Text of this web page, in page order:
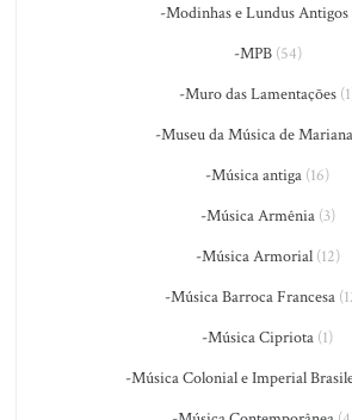
-Modinhas e Lundus Antigos
-MPB(54)
-Muro das Lamentações
-Museu da Música de Mariana
-Música antiga (16)
-Música Armênia(3)
-Música Armorial(12)
-Música Barroca Francesa
-Música Cipriota (1)
-Música Colonial e Imperial